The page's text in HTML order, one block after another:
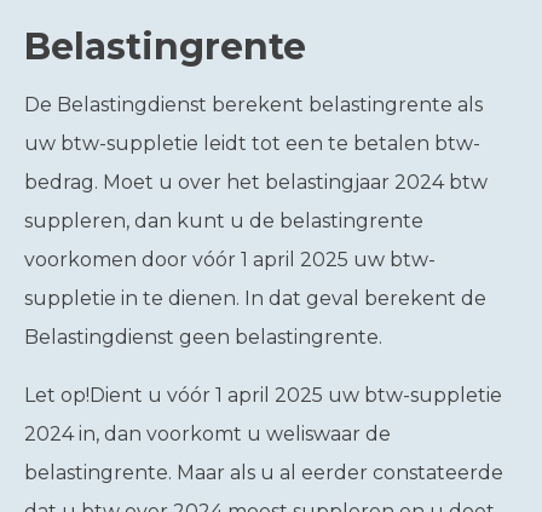
Belastingrente
De Belastingdienst berekent belastingrente als
uw btw-suppletie leidt tot een te betalen btw-
bedrag. Moet u over het belastingjaar 2024 btw
suppleren, dan kunt u de belastingrente
voorkomen door vóór 1 april 2025 uw btw-
suppletie in te dienen. In dat geval berekent de
Belastingdienst geen belastingrente.
Let op!Dient u vóór 1 april 2025 uw btw-suppletie
2024 in, dan voorkomt u weliswaar de
belastingrente. Maar als u al eerder constateerde